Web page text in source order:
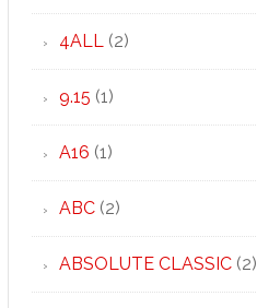
4ALL(2)
9.15 (1)
A16 (1)
ABC(2)
ABSOLUTE CLASSIC(2)